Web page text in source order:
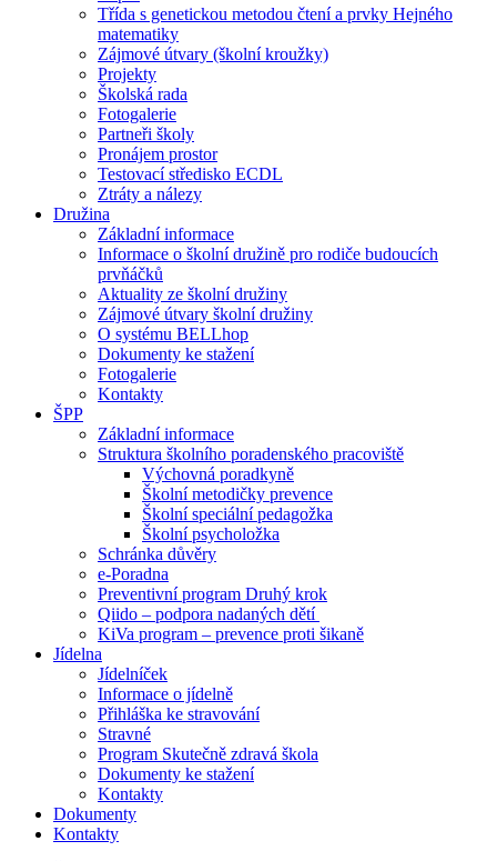
Třída s genetickou metodou čtení a prvky Hejného
matematiky
Zájmové útvary (školní kroužky)
Projekty
Školská rada
Fotogalerie
Partneři školy
Pronájem prostor
Testovací středisko ECDL
Ztráty a nálezy
Družina
Základní informace
Informace o školní družině pro rodiče budoucích
prvňáčků
Aktuality ze školní družiny
Zájmové útvary školní družiny
O systému BELLhop
Dokumenty ke stažení
Fotogalerie
Kontakty
ŠPP
Základní informace
Struktura školního poradenského pracoviště
Výchovná poradkyně
Školní metodičky prevence
Školní speciální pedagožka
Školní psycholožka
Schránka důvěry
e-Poradna
Preventivní program Druhý krok
Qiido – podpora nadaných dětí
KiVa program – prevence proti šikaně
Jídelna
Jídelníček
Informace o jídelně
Přihláška ke stravování
Stravné
Program Skutečně zdravá škola
Dokumenty ke stažení
Kontakty
Dokumenty
Kontakty